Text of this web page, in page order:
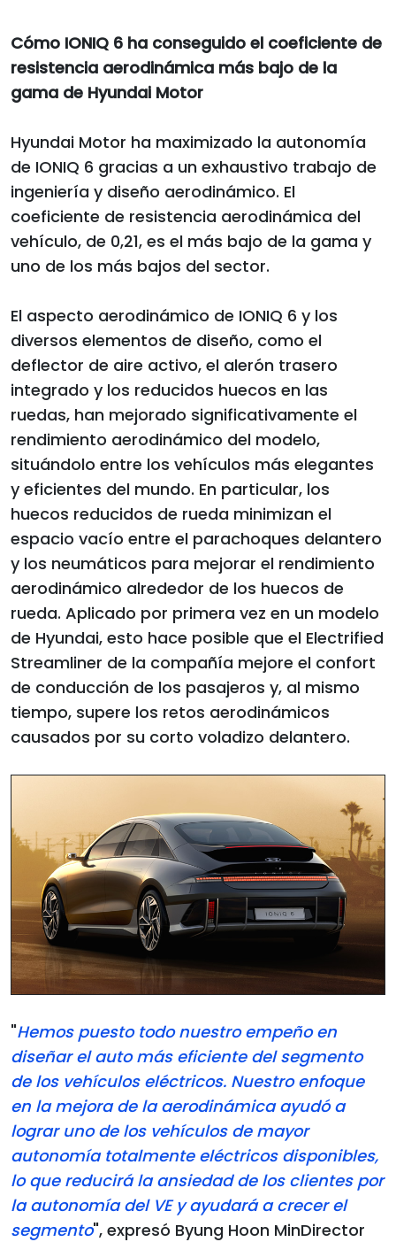
Cómo IONIQ 6 ha conseguido el coeficiente de
resistencia aerodinámica más bajo de la
gama de Hyundai Motor
Hyundai Motor ha maximizado la autonomía
de IONIQ 6 gracias a un exhaustivo trabajo de
ingeniería y diseño aerodinámico. El
coeficiente de resistencia aerodinámica del
vehículo, de 0,21, es el más bajo de la gama y
uno de los más bajos del sector.
El aspecto aerodinámico de IONIQ 6 y los
diversos elementos de diseño, como el
deflector de aire activo, el alerón trasero
integrado y los reducidos huecos en las
ruedas, han mejorado significativamente el
rendimiento aerodinámico del modelo,
situándolo entre los vehículos más elegantes
y eficientes del mundo. En particular, los
huecos reducidos de rueda minimizan el
espacio vacío entre el parachoques delantero
y los neumáticos para mejorar el rendimiento
aerodinámico alrededor de los huecos de
rueda. Aplicado por primera vez en un modelo
de Hyundai, esto hace posible que el Electrified
Streamliner de la compañía mejore el confort
de conducción de los pasajeros y, al mismo
tiempo, supere los retos aerodinámicos
causados por su corto voladizo delantero.
"Hemos puesto todo nuestro empeño en
diseñar el auto más eficiente del segmento
de los vehículos eléctricos. Nuestro enfoque
en la mejora de la aerodinámica ayudó a
lograr uno de los vehículos de mayor
autonomía totalmente eléctricos disponibles,
lo que reducirá la ansiedad de los clientes por
la autonomía del VE y ayudará a crecer el
segmento", expresó Byung Hoon MinDirector